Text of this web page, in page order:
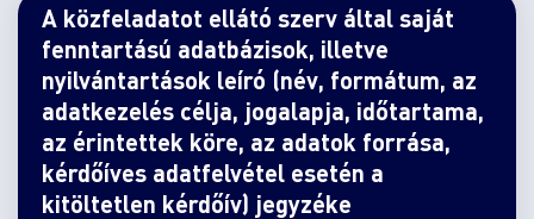
A közfeladatot ellátó szerv által saját
fenntartású adatbázisok, illetve
nyilvántartások leíró (név, formátum, az
adatkezelés célja, jogalapja, időtartama,
az érintettek köre, az adatok forrása,
kérdőíves adatfelvétel esetén a
kitöltetlen kérdőív) jegyzéke